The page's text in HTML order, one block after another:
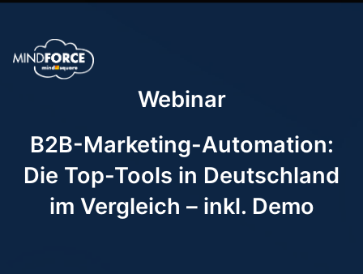
Webinar
B2B-Marketing-Automation:
Die Top-Tools in Deutschland
im Vergleich – inkl. Demo